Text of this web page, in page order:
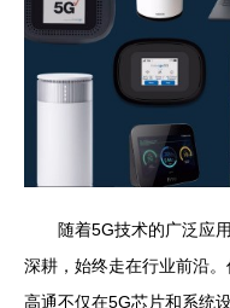
随着5G技术的广泛应
深耕，始终走在行业前沿
高通不仅在5G芯片和系统